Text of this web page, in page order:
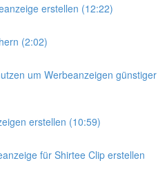
erstellen (12:22)
(2:02)
um Werbeanzeigen günstiger
erstellen (10:59)
für Shirtee Clip erstellen